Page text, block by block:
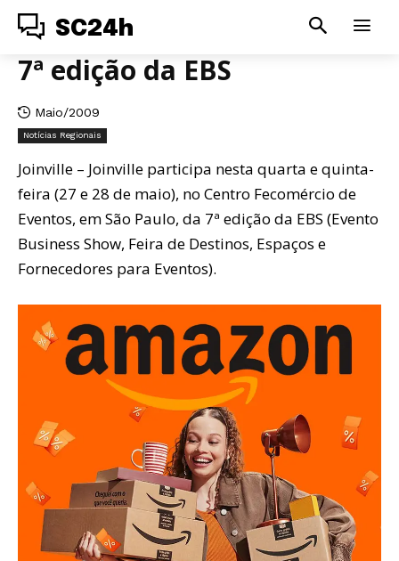
SC24h
7ª edição da EBS
Maio/2009
Notícias Regionais
Joinville – Joinville participa nesta quarta e quinta-
feira (27 e 28 de maio), no Centro Fecomércio de
Eventos, em São Paulo, da 7ª edição da EBS (Evento
Business Show, Feira de Destinos, Espaços e
Fornecedores para Eventos).